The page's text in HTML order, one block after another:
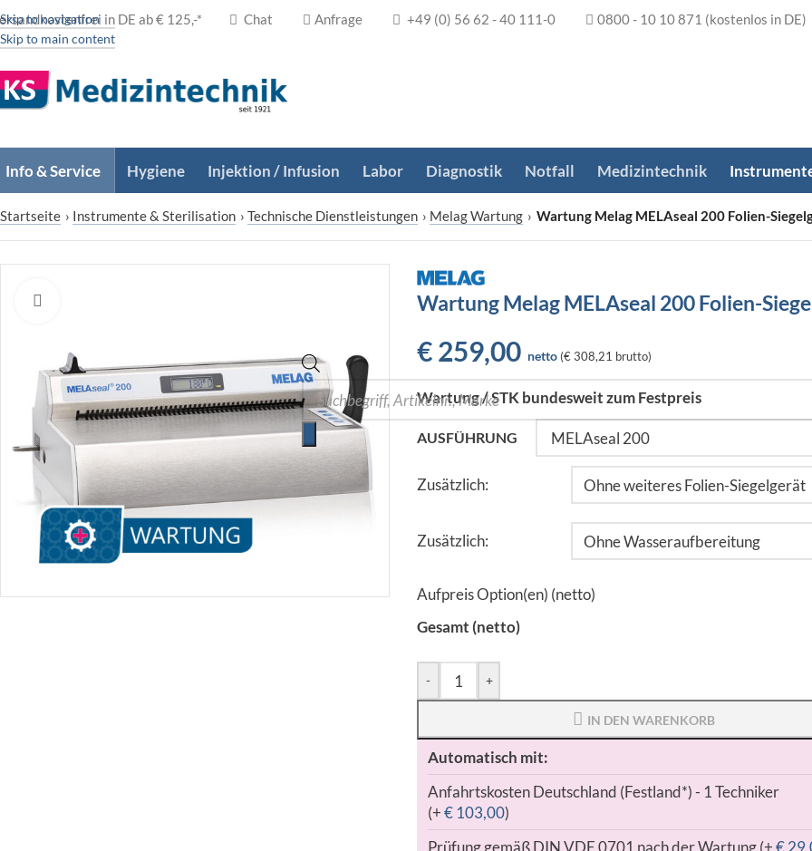
Skip to navigation
Skip to main content
in DE ab € 125,-* Chat Anfrage +49 (0) 56 62 - 40 111-0 0800 - 10 10 871 (kostenlos in DE)
Info & Service Hygiene Injektion / Infusion Labor Diagnostik Notfall Medizintechnik
Startseite › Instrumente & Sterilisation › Technische Dienstleistungen › Melag Wartung › Wartung Melag MELAseal 200 Folien-
Wartung Melag MELAseal 200 Folien-
€259,00 netto (€ 308,21 brutto)
Wartung / STK bundesweit zum Festpreis
AUSFÜHRUNG
Zusätzlich:
Zusätzlich:
Aufpreis Option(en) (netto)
Gesamt (netto)
- +
IN DEN WARENKORB
Automatisch mit:
Anfahrtskosten Deutschland (Festland*) - 1 Techniker
(+€ 103,00)
Prüfung gemäß DIN VDE 0701 nach der Wartung (+€